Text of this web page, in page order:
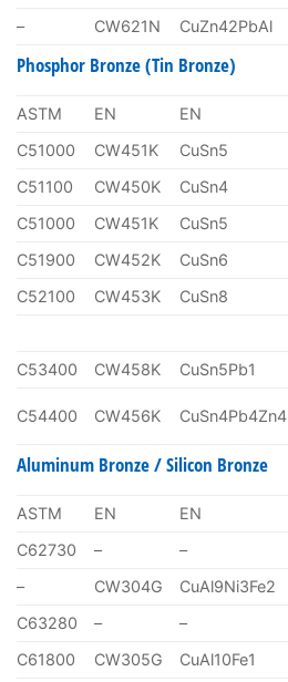
–
CW621N CuZn42PbAl
Phosphor Bronze (Tin Bronze)
ASTM EN EN
C51000
CW451K CuSn5
C51100
CW450K CuSn4
C51000
CW451K CuSn5
C51900
CW452K CuSn6
C52100
CW453K CuSn8
C53400 CW458K CuSn5Pb1
C54400 CW456K CuSn4Pb4Zn4
Aluminum Bronze / Silicon Bronze
ASTM EN EN
C62730
– –
–
CW304G CuAl9Ni3Fe2
C63280
– –
C61800
CW305G CuAl10Fe1